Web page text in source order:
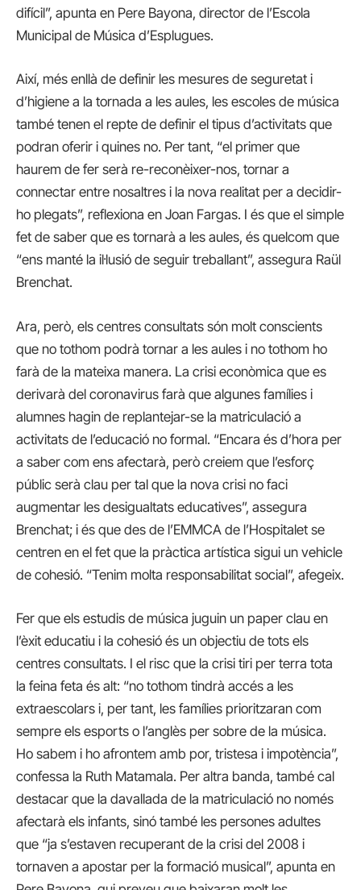
difícil”, apunta en Pere Bayona, director de l’Escola
Municipal de Música d’Esplugues.
Així, més enllà de definir les mesures de seguretat i
d’higiene a la tornada a les aules, les escoles de música
també tenen el repte de definir el tipus d’activitats que
podran oferir i quines no. Per tant, “el primer que
haurem de fer serà re-reconèixer-nos, tornar a
connectar entre nosaltres i la nova realitat per a decidir-
ho plegats”, reflexiona en Joan Fargas. I és que el simple
fet de saber que es tornarà a les aules, és quelcom que
“ens manté la il·lusió de seguir treballant”, assegura Raül
Brenchat.
Ara, però, els centres consultats són molt conscients
que no tothom podrà tornar a les aules i no tothom ho
farà de la mateixa manera. La crisi econòmica que es
derivarà del coronavirus farà que algunes famílies i
alumnes hagin de replantejar-se la matriculació a
activitats de l’educació no formal. “Encara és d’hora per
a saber com ens afectarà, però creiem que l’esforç
públic serà clau per tal que la nova crisi no faci
augmentar les desigualtats educatives”, assegura
Brenchat; i és que des de l’EMMCA de l’Hospitalet se
centren en el fet que la pràctica artística sigui un vehicle
de cohesió. “Tenim molta responsabilitat social”, afegeix.
Fer que els estudis de música juguin un paper clau en
l’èxit educatiu i la cohesió és un objectiu de tots els
centres consultats. I el risc que la crisi tiri per terra tota
la feina feta és alt: “no tothom tindrà accés a les
extraescolars i, per tant, les famílies prioritzaran com
sempre els esports o l’anglès per sobre de la música.
Ho sabem i ho afrontem amb por, tristesa i impotència”,
confessa la Ruth Matamala. Per altra banda, també cal
destacar que la davallada de la matriculació no només
afectarà els infants, sinó també les persones adultes
que “ja s’estaven recuperant de la crisi del 2008 i
tornaven a apostar per la formació musical”, apunta en